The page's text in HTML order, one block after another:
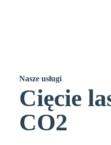
Nasze usługi
Cięcie
CO2